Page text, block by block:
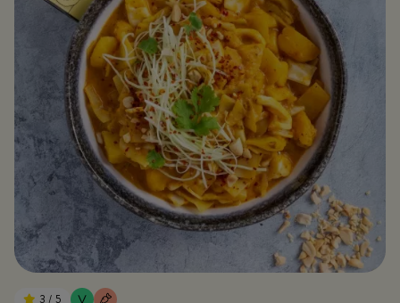
3 / 5